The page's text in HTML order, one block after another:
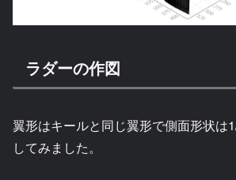
ラダーの作図
翼形はキールと同じ翼形で側面形状は
してみました。